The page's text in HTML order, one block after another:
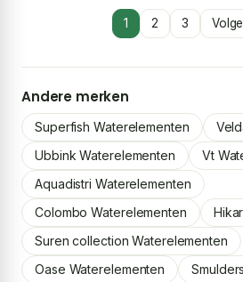
1 2 3
Andere merken
Superfish Waterelementen
Ubbink Waterelementen
Vt
Aquadistri Waterelementen
Colombo Waterelementen
Suren collection Waterelementen
Oase Waterelementen